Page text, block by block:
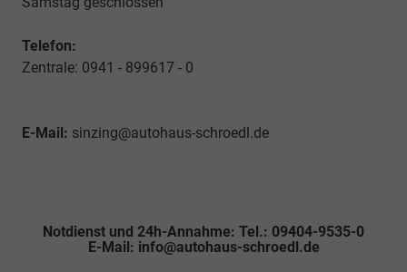
Telefon:
Zentrale: 0941 - 899617 - 0
E-Mail: sinzing@autohaus-schroedl.de
Notdienst und 24h-Annahme: Tel.: 09404-9535-0
E-Mail: info@autohaus-schroedl.de